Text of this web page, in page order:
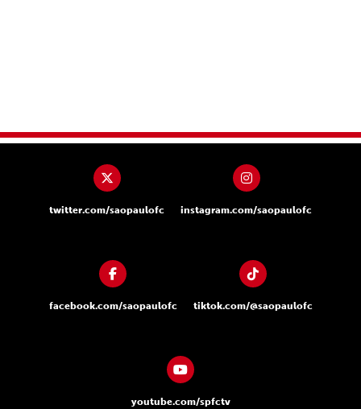
twitter.com/saopaulofc instagram.com/saopaulofc
facebook.com/saopaulofc tiktok.com/@saopaulofc
youtube.com/spfctv